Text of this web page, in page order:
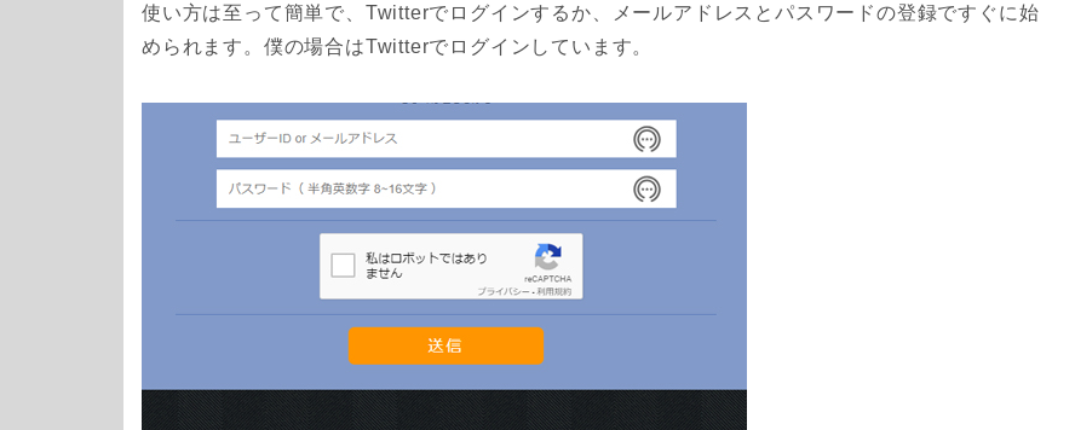
使い方は至って簡単で、Twitterでログインするか、メールアドレスとパスワードの登録ですぐに始
められます。僕の場合はTwitterでログインしています。